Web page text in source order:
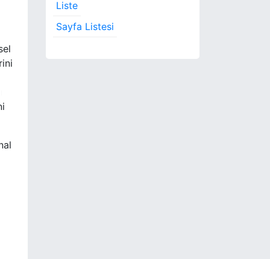
Liste
Sayfa Listesi